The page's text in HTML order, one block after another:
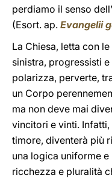
perdiamo il senso
(Esort. ap. Evangelii
La Chiesa, letta con
sinistra, progressisti
polarizza, perverte,
un Corpo
ma non deve mai
vincitori e vinti.
timore, diventerà più
una logica uniforme
ricchezza e pluralità